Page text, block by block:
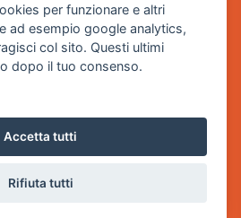
per funzionare e altri
ad esempio google analytics,
col sito. Questi ultimi
dopo il tuo consenso.
Accetta tutti
Rifiuta tutti